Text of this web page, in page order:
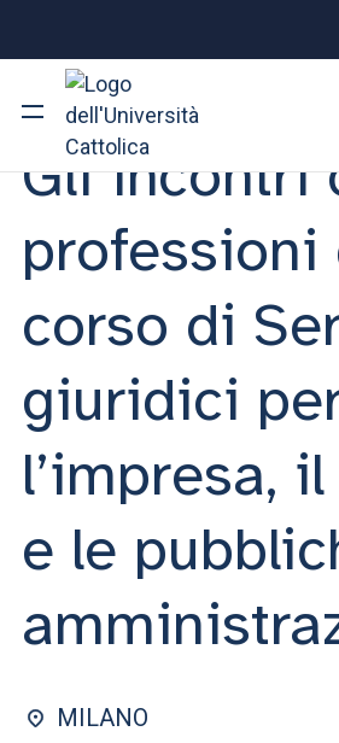
Ateneo
Corsi di studio
Ricerca
Facoltà e campus
SEI UNO STUDENTE ISCRITTO?
ACCEDI ALLA MAIL ICATT
SEI UN DOCENTE O UN MEMBRO DELLO STAFF
Eventi Milano Gli incontri
INCONTRO | 19 MARZO 2024
Gli incontri
professioni
corso di
giuridici
l’impresa,
e le
MILANO